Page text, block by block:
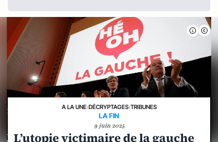
A LA UNE›DÉCRYPTAGES›TRIBUNES
LA FIN
9 juin 2025
L’utopie victimaire de la gauche